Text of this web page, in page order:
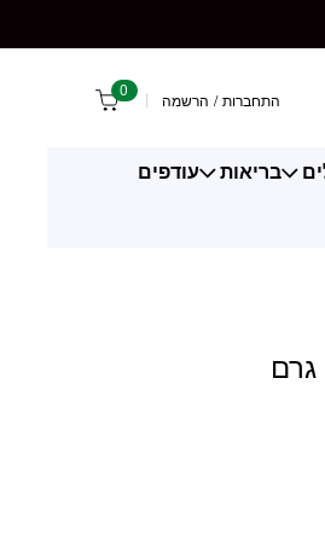
התחברות / הרשמה 0
בריאות
עודפים